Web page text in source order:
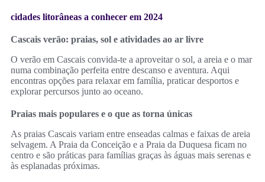
cidades litorâneas a conhecer em 2024
Cascais verão: praias, sol e atividades ao ar livre
O verão em Cascais convida‑te a aproveitar o sol, a areia e o mar
numa combinação perfeita entre descanso e aventura. Aqui
encontras opções para relaxar em família, praticar desportos e
explorar percursos junto ao oceano.
Praias mais populares e o que as torna únicas
As praias Cascais variam entre enseadas calmas e faixas de areia
selvagem. A Praia da Conceição e a Praia da Duquesa ficam no
centro e são práticas para famílias graças às águas mais serenas e
às esplanadas próximas.